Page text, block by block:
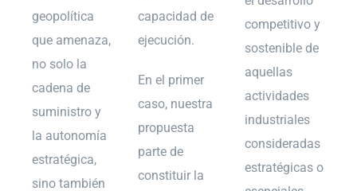
geopolítica
que amenaza,
no solo la
cadena de
suministro y
la autonomía
estratégica,
sino también
capacidad de
ejecución.
En el primer
caso, nuestra
propuesta
parte de
constituir la
competitivo y
sostenible de
aquellas
actividades
industriales
consideradas
estratégicas o